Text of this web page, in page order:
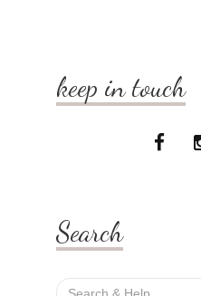
keep in touch
Search
Search